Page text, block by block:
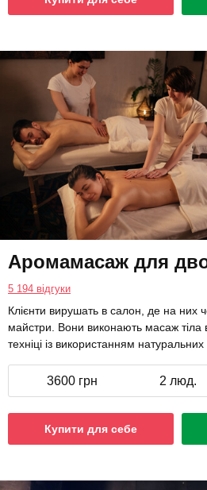
Аромамасаж для
5 194 відгуки
Клієнти вирушать в салон, де на них
майстри. Вони виконають масаж тіла
техніці із використанням
3600 грн 2 люд.
Купити для себе